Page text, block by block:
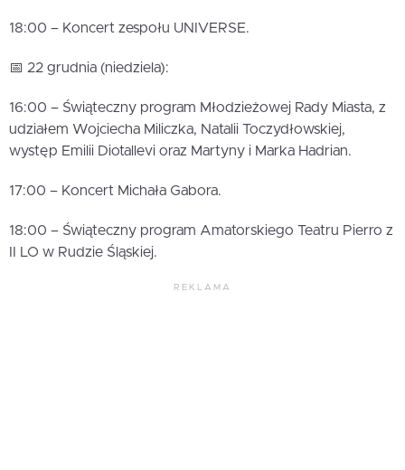
18:00 – Koncert zespołu UNIVERSE.
📅 22 grudnia (niedziela):
16:00 – Świąteczny program Młodzieżowej Rady Miasta, z
udziałem Wojciecha Miliczka, Natalii Toczydłowskiej,
występ Emilii Diotallevi oraz Martyny i Marka Hadrian.
17:00 – Koncert Michała Gabora.
18:00 – Świąteczny program Amatorskiego Teatru Pierro z
II LO w Rudzie Śląskiej.
REKLAMA